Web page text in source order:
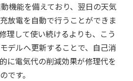
機能を備えており、翌日の天気
放電を自動で行うことができま
理して使い続けるよりも、こう
デルへ更新することで、自己消
に電気代の削減効果が修理代を
です。